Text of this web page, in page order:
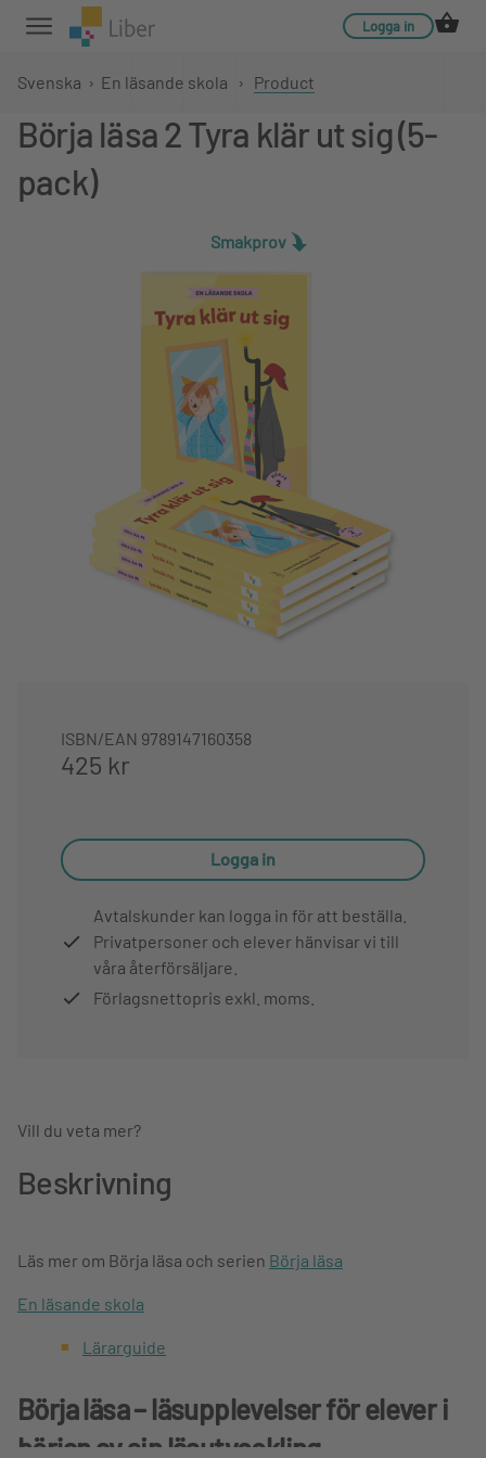
Logga in
Svenska › En läsande skola › Product
Börja läsa 2 Tyra klär ut sig (5-
pack)
Smakprov
Vill du veta mer?
Beskrivning
Läs mer om Börja läsa och serien Börja läsa
En läsande skola
Lärarguide
Börja läsa – läsupplevelser för elever i
början av sin läsutveckling
ISBN/EAN 9789147160358
425 kr
Logga in
Avtalskunder kan logga in för att beställa.
Privatpersoner och elever hänvisar vi till
våra återförsäljare.
Förlagsnettopris exkl. moms.